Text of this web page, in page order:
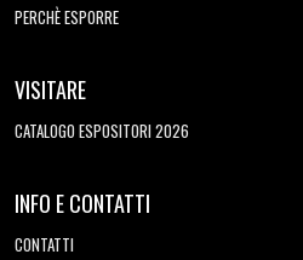
PERCHÈ ESPORRE
VISITARE
CATALOGO ESPOSITORI 2026
INFO E CONTATTI
CONTATTI